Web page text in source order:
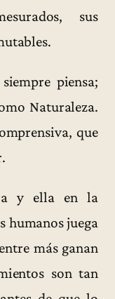
sus
piensa;
Naturaleza.
que
y ella en la
humanos juega
más ganan
son tan